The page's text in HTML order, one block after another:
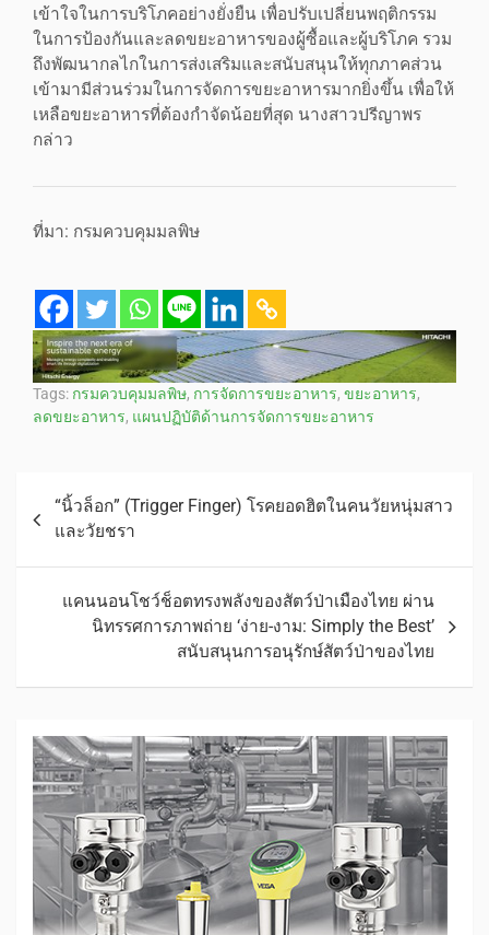
เข้าใจในการบริโภคอย่างยั่งยืน เพื่อปรับเปลี่ยนพฤติกรรม
ในการป้องกันและลดขยะอาหารของผู้ซื้อและผู้บริโภค รวม
ถึงพัฒนากลไกในการส่งเสริมและสนับสนุนให้ทุกภาคส่วน
เข้ามามีส่วนร่วมในการจัดการขยะอาหารมากยิ่งขึ้น เพื่อให้
เหลือขยะอาหารที่ต้องกำจัดน้อยที่สุด นางสาวปรีญาพร
กล่าว
ที่มา: กรมควบคุมมลพิษ
Tags: กรมควบคุมมลพิษ, การจัดการขยะอาหาร, ขยะอาหาร,
ลดขยะอาหาร, แผนปฏิบัติด้านการจัดการขยะอาหาร
“นิ้วล็อก” (Trigger Finger) โรคยอดฮิตในคนวัยหนุ่มสาว
และวัยชรา
แคนนอนโชว์ช็อตทรงพลังของสัตว์ป่าเมืองไทย ผ่าน
นิทรรศการภาพถ่าย ‘ง่าย-งาม: Simply the Best’
สนับสนุนการอนุรักษ์สัตว์ป่าของไทย